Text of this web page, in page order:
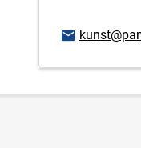
E-posti